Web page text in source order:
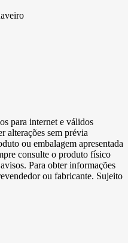
para internet e válidos
alterações sem prévia
ou embalagem apresentada
consulte o produto físico
Para obter informações
ou fabricante. Sujeito